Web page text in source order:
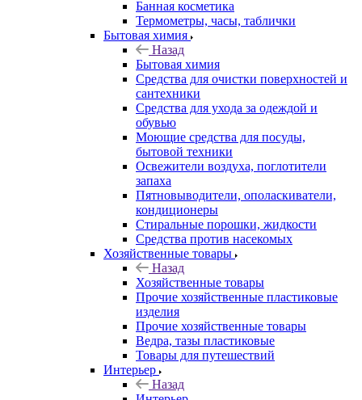
Банная косметика
Термометры, часы, таблички
Бытовая химия
Назад
Бытовая химия
Средства для очистки поверхностей и
сантехники
Средства для ухода за одеждой и
обувью
Моющие средства для посуды,
бытовой техники
Освежители воздуха, поглотители
запаха
Пятновыводители, ополаскиватели,
кондиционеры
Стиральные порошки, жидкости
Средства против насекомых
Хозяйственные товары
Назад
Хозяйственные товары
Прочие хозяйственные пластиковые
изделия
Прочие хозяйственные товары
Ведра, тазы пластиковые
Товары для путешествий
Интерьер
Назад